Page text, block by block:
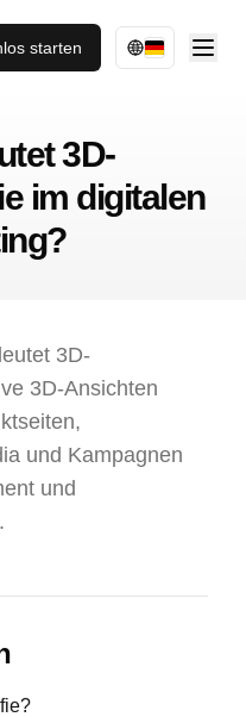
starten
3D-
im digitalen
3D-
3D-Ansichten
und Kampagnen
und